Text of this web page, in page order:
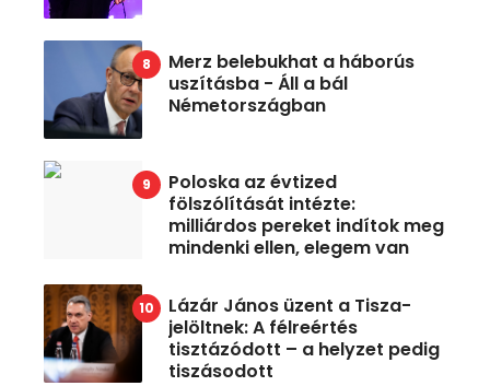
Merz belebukhat a háborús
uszításba - Áll a bál
Németországban
Poloska az évtized
fölszólítását intézte:
milliárdos pereket indítok meg
mindenki ellen, elegem van
Lázár János üzent a Tisza-
jelöltnek: A félreértés
tisztázódott – a helyzet pedig
tiszásodott